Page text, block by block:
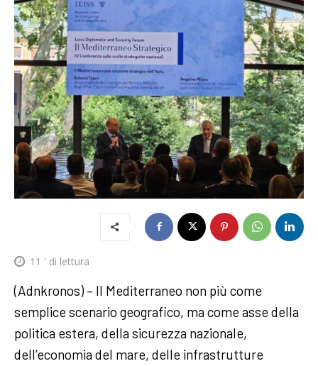
11 ' di lettura
(Adnkronos) – Il Mediterraneo non più come
semplice scenario geografico, ma come asse della
politica estera, della sicurezza nazionale,
dell’economia del mare, delle infrastrutture